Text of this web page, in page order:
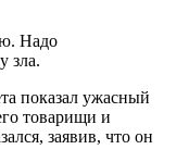
Надо
зла.
показал ужасный
товарищи и
заявив, что он